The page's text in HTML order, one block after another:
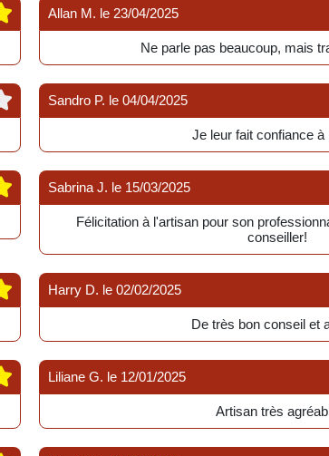
Allan M. le 23/04/2025
Ne parle pas beaucoup, mais
Sandro P. le 04/04/2025
Je leur fait confiance à
Sabrina J. le 15/03/2025
Félicitation à l'artisan pour son
conseiller!
Harry D. le 02/02/2025
De très bon conseil et
Liliane G. le 12/01/2025
Artisan très